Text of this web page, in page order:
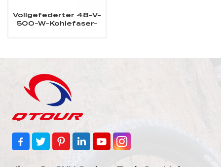
Vollgefederter 48-V-
500-W-Kohlefaser-